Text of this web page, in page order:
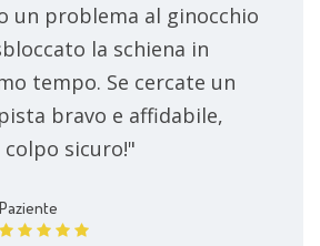
un problema al ginocchio
la schiena in
tempo. Se cercate un
bravo e affidabile,
colpo sicuro!"
Paziente